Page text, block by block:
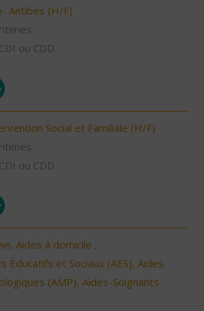
Antibes (H/F)
ou CDD
Social et Familiale (H/F)
ou CDD
Aides à domicile ,
Éducatifs et Sociaux (AES), Aides
(AMP), Aides-Soignants